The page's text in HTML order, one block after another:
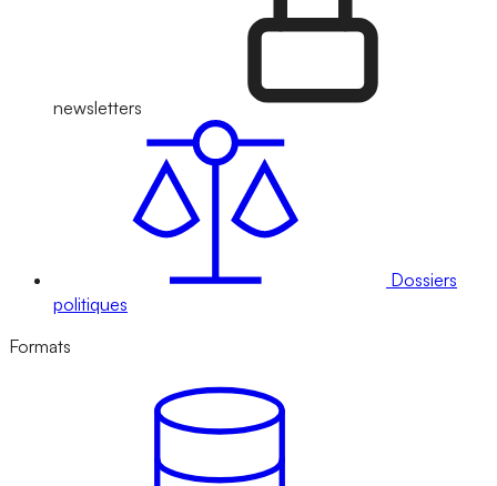
newsletters
Dossiers
politiques
Formats